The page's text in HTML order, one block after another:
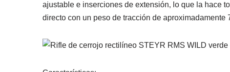
ajustable e inserciones de extensión, lo que la hace
directo con un peso de tracción de aproximadamente